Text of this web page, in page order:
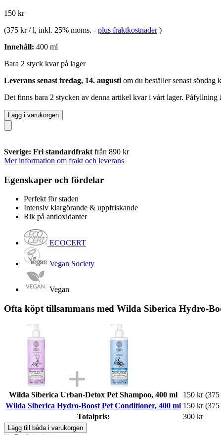
150 kr
(375 kr / l, inkl. 25% moms. - plus fraktkostnader )
Innehåll: 400 ml
Bara 2 styck kvar på lager
Leverans senast fredag, 14. augusti om du beställer senast söndag
Det finns bara 2 stycken av denna artikel kvar i vårt lager.
Lägg i varukorgen
Sverige: Fri standardfrakt från 890 kr
Mer information om frakt och leverans
Egenskaper och fördelar
Perfekt för staden
Intensiv klargörande & uppfriskande
Rik på antioxidanter
ECOCERT
Vegan Society
Vegan
Ofta köpt tillsammans med Wilda Siberica Hydro-
Wilda Siberica Urban-Detox Pet Shampoo, 400 ml 150 kr
Wilda Siberica Hydro-Boost Pet Conditioner, 400 ml 150 kr
Totalpris:
300 kr
Lägg till båda i varukorgen